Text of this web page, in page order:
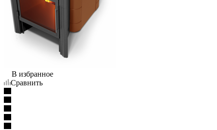
В избранное
Сравнить